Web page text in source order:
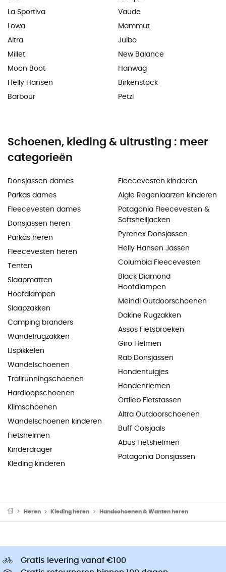
La Sportiva
Lowa
Altra
Millet
Moon Boot
Helly Hansen
Barbour
Vaude
Mammut
Julbo
New Balance
Hanwag
Birkenstock
Petzl
Schoenen, kleding & uitrusting : meer
categorieën
Donsjassen dames
Parkas dames
Fleecevesten dames
Donsjassen heren
Parkas heren
Fleecevesten heren
Tenten
Slaapmatten
Hoofdlampen
Slaapzakken
Camping branders
Wandelrugzakken
IJspikkelen
Wandelschoenen
Trailrunningschoenen
Hardloopschoenen
Klimschoenen
Wandelschoenen kinderen
Fietshelmen
Kinderdrager
Kleding kinderen
Fleecevesten kinderen
Aigle Regenlaarzen kinderen
Patagonia Fleecevesten &
Softshelljacken
Pyrenex Donsjassen
Helly Hansen Jassen
Columbia Fleecevesten
Black Diamond
Hoofdlampen
Meindl Outdoorschoenen
Dakine Rugzakken
Assos Fietsbroeken
Giro Helmen
Rab Donsjassen
Hondentuigjes
Hondenriemen
Ortlieb Fietstassen
Altra Outdoorschoenen
Buff Colsjaals
Abus Fietshelmen
Patagonia Donsjassen
Heren Kleding heren Handschoenen & Wanten heren
Gratis levering vanaf €100